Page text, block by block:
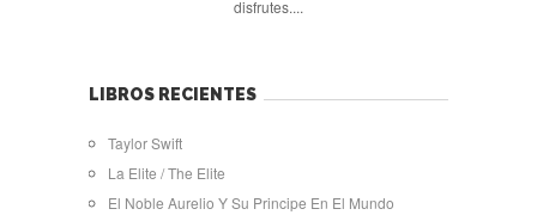
disfrutes....
LIBROS RECIENTES
Taylor Swift
La Elite / The Elite
El Noble Aurelio Y Su Principe En El Mundo